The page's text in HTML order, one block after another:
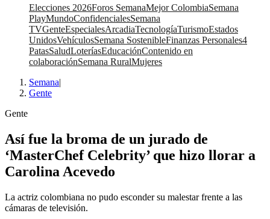
Elecciones 2026Foros SemanaMejor ColombiaSemana
PlayMundoConfidencialesSemana
TVGenteEspecialesArcadiaTecnologíaTurismoEstados
UnidosVehículosSemana SostenibleFinanzas Personales4
PatasSaludLoteríasEducaciónContenido en
colaboraciónSemana RuralMujeres
Semana|
Gente
Gente
Así fue la broma de un jurado de
‘MasterChef Celebrity’ que hizo llorar a
Carolina Acevedo
La actriz colombiana no pudo esconder su malestar frente a las
cámaras de televisión.